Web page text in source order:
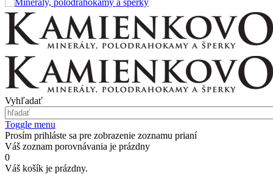
Vyhľadať
Toggle menu
Prosím prihláste sa pre zobrazenie zoznamu prianí
Váš zoznam porovnávania je prázdny
0
Váš košík je prázdny.